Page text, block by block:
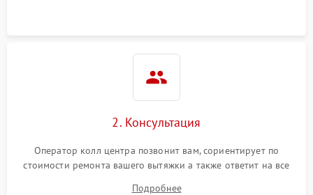
2. Консультация
Оператор колл центра позвонит вам, сориентирует по
стоимости ремонта вашего вытяжки а также ответит на все
Подробнее